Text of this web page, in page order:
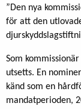
”Den nya
för att den
Som
utsetts. En
känd som en
mandatperioden,